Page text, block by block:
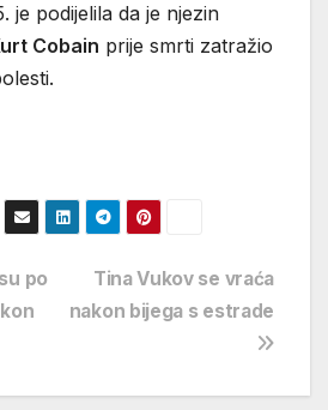
je podijelila da je njezin
Cobain prije smrti zatražio
Tina Vukov se vraća
nakon bijega s estrade
po